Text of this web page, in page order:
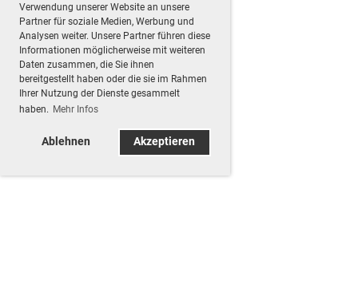
Verwendung unserer Website an unsere
Partner für soziale Medien, Werbung und
Analysen weiter. Unsere Partner führen diese
Informationen möglicherweise mit weiteren
Daten zusammen, die Sie ihnen
bereitgestellt haben oder die sie im Rahmen
Ihrer Nutzung der Dienste gesammelt
haben. Mehr Infos
Ablehnen Akzeptieren